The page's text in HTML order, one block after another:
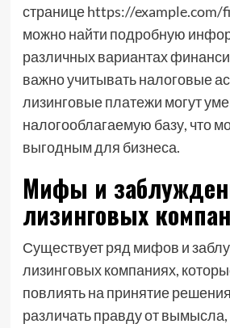
странице https://example.com/
можно найти подробную
различных вариантах
важно учитывать налоговые
лизинговые платежи могут
налогооблагаемую базу, что
выгодным для бизнеса.
Мифы и
лизинговых
Существует ряд мифов и
лизинговых компаниях,
повлиять на принятие
различать правду от